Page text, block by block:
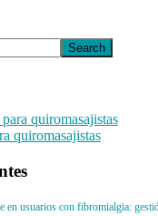
quiromasajistas
quiromasajistas
en usuarios con fibromialgia: